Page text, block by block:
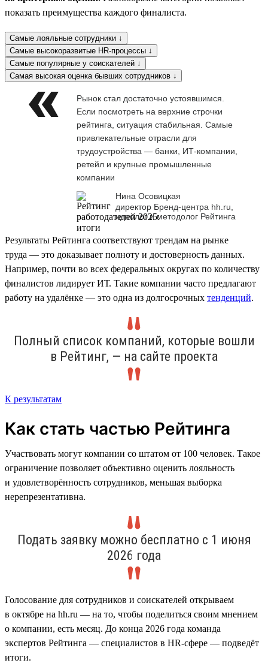
показать преимущества каждого финалиста.
Самые лояльные сотрудники ↓
Самые высокоразвитые HR-процессы ↓
Самые популярные у соискателей ↓
Самая высокая оценка бывших сотрудников ↓
Рынок стал достаточно устоявшимся.
Если посмотреть на верхние строчки
рейтинга, ситуация стабильная. Самые
привлекательные отрасли для
трудоустройства — банки, ИТ-компании,
ретейл и крупные промышленные
компании
Нина Осовицкая
директор Бренд-центра hh.ru,
идеолог и методолог Рейтинга
Результаты Рейтинга соответствуют трендам на рынке
труда — это доказывает полноту и достоверность данных.
Например, почти во всех федеральных округах по количеству
финалистов лидирует ИТ. Такие компании часто предлагают
работу на удалёнке — это одна из долгосрочных тенденций.
Полный список компаний, которые вошли
в Рейтинг, — на сайте проекта
К результатам
Как стать частью Рейтинга
Участвовать могут компании со штатом от 100 человек. Такое
ограничение позволяет объективно оценить лояльность
и удовлетворённость сотрудников, меньшая выборка
нерепрезентативна.
Подать заявку можно бесплатно с 1 июня
2026 года
Голосование для сотрудников и соискателей открываем
в октябре на hh.ru — на то, чтобы поделиться своим мнением
о компании, есть месяц. До конца 2026 года команда
экспертов Рейтинга — специалистов в HR-сфере — подведёт
итоги.